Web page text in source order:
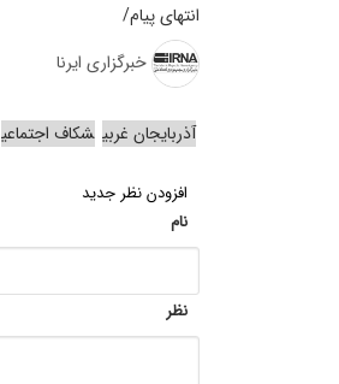
انتهای پیام/
خبرگزاری ایرنا
آذربایجان‌ غربی شکاف اجتماعی
افزودن نظر جدید
نام
نظر